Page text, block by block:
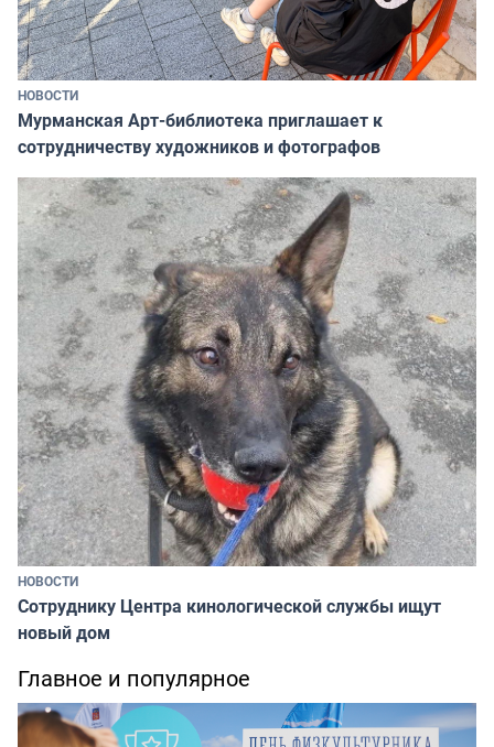
НОВОСТИ
Мурманская Арт-библиотека приглашает к
сотрудничеству художников и фотографов
НОВОСТИ
Сотруднику Центра кинологической службы ищут
новый дом
Главное и популярное